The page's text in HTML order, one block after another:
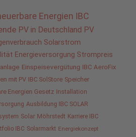
Energien IBC
PV in Deutschland PV
Solarstrom
Energieversorgung Strompreis
Einspeisevergütung IBC AeroFix
mit PV IBC SolStore Speicher
Energien Gesetz Installation
Ausbildung IBC SOLAR
Solar Möhrstedt Karriere IBC
IBC Solarmarkt Energiekonzept